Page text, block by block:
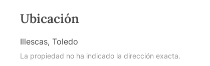
Ubicación
Illescas, Toledo
La propiedad no ha indicado la dirección exacta.